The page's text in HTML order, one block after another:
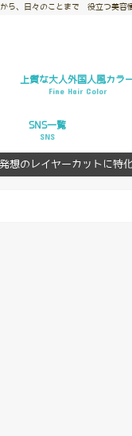
ら、日々のことまで 役立つ美容
上質な大人外国人風カラ
Fine Hair Color
SNS一覧
SNS
Facebook
Twitter
想のレイヤーカットに特